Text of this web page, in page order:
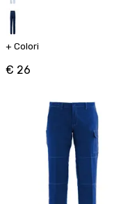
+ Colori
€ 26